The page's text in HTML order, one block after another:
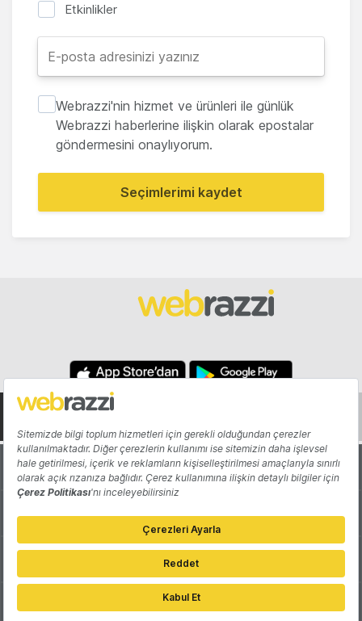
Etkinlikler
Webrazzi'nin hizmet ve ürünleri ile günlük
Webrazzi haberlerine ilişkin olarak epostalar
göndermesini onaylıyorum.
Seçimlerimi kaydet
Hakkında Yazarlar
Katkıda Bulun Reklam